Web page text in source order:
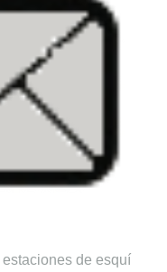
estaciones de esquí